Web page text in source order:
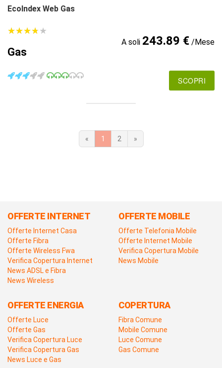
EcoIndex Web Gas
★★★★★
★★★★★
Gas
A soli 243.89 €/Mese
SCOPRI
« 1 2 »
OFFERTE INTERNET
Offerte Internet Casa
Offerte Fibra
Offerte Wireless Fwa
Verifica Copertura Internet
News ADSL e Fibra
News Wireless
OFFERTE MOBILE
Offerte Telefonia Mobile
Offerte Internet Mobile
Verifica Copertura Mobile
News Mobile
OFFERTE ENERGIA
Offerte Luce
Offerte Gas
Verifica Copertura Luce
Verifica Copertura Gas
News Luce e Gas
COPERTURA
Fibra Comune
Mobile Comune
Luce Comune
Gas Comune